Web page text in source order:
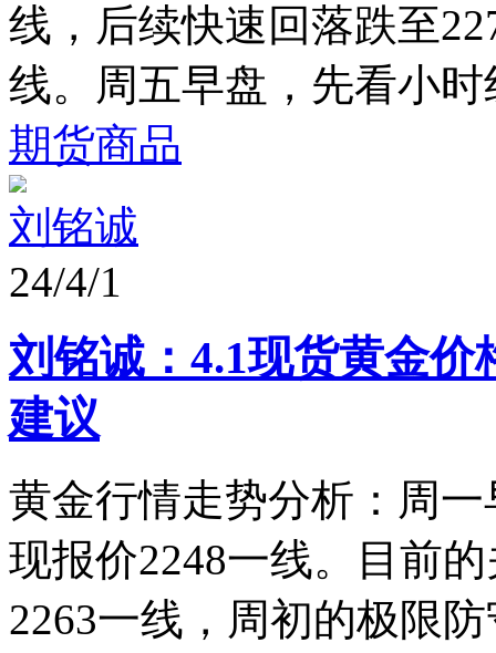
线，后续快速回落跌至
线。周五早盘，先看小
期货商品
刘铭诚
24/4/1
刘铭诚：4.1现货黄金
建议
黄金行情走势分析：周
现报价2248一线。目前
2263一线，周初的极限